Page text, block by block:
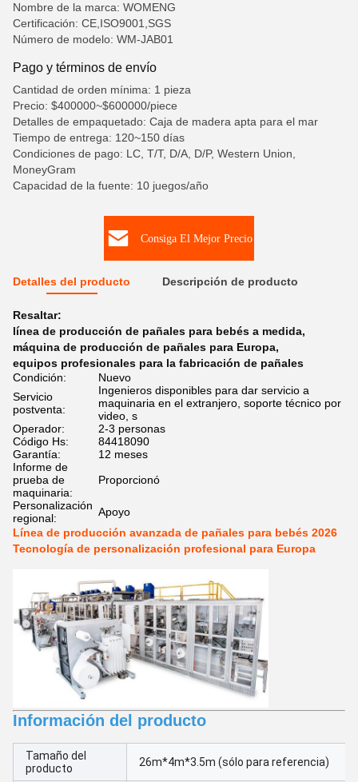
Nombre de la marca: WOMENG
Certificación: CE,ISO9001,SGS
Número de modelo: WM-JAB01
Pago y términos de envío
Cantidad de orden mínima: 1 pieza
Precio: $400000~$600000/piece
Detalles de empaquetado: Caja de madera apta para el mar
Tiempo de entrega: 120~150 días
Condiciones de pago: LC, T/T, D/A, D/P, Western Union,
MoneyGram
Capacidad de la fuente: 10 juegos/año
Consiga El Mejor Precio
Detalles del producto Descripción de producto
Resaltar:
línea de producción de pañales para bebés a medida,
máquina de producción de pañales para Europa,
equipos profesionales para la fabricación de pañales
Condición:
Nuevo
Servicio
postventa:
Ingenieros disponibles para dar servicio a
maquinaria en el extranjero, soporte técnico por
video, s
Operador:
2-3 personas
Código Hs:
84418090
Garantía:
12 meses
Informe de
prueba de
maquinaria:
Proporcionó
Personalización
regional:
Apoyo
Línea de producción avanzada de pañales para bebés 2026
Tecnología de personalización profesional para Europa
Información del producto
Tamaño del
producto
26m*4m*3.5m (sólo para referencia)